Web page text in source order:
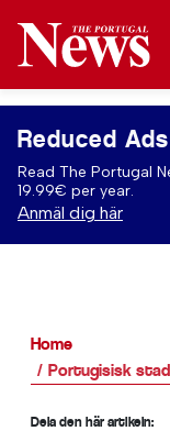
Reduced
Read The Portugal
19.99€ per year.
Anmäl dig här
Home
Portugisisk
Dela den här artikeln: